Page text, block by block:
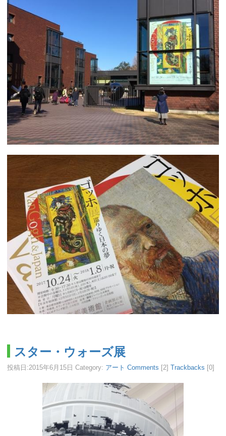
スター・ウォーズ展
投稿日:2015年6月15日 Category: アート Comments [2] Trackbacks [0]